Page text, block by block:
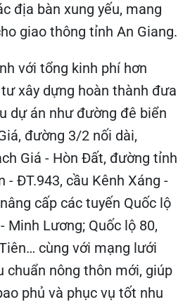
địa bàn xung yếu, mang
giao thông tỉnh An Giang.
với tổng kinh phí hơn
xây dựng hoàn thành đưa
dự án như đường đê biển
đường 3/2 nối dài,
Giá - Hòn Đất, đường tỉnh
- ĐT.943, cầu Kênh Xáng -
cấp các tuyến Quốc lộ
Minh Lương; Quốc lộ 80,
cùng với mạng lưới
chuẩn nông thôn mới, giúp
phủ và phục vụ tốt nhu